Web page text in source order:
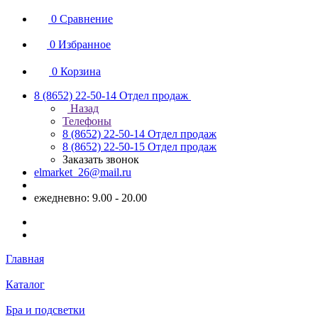
0 Сравнение
0 Избранное
0 Корзина
8 (8652) 22-50-14 Отдел продаж
Назад
Телефоны
8 (8652) 22-50-14 Отдел продаж
8 (8652) 22-50-15 Отдел продаж
Заказать звонок
elmarket_26@mail.ru
ежедневно: 9.00 - 20.00
Главная
Каталог
Бра и подсветки